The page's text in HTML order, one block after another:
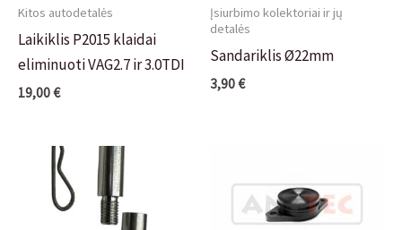
Kitos autodetalės
Laikiklis P2015 klaidai
eliminuoti VAG2.7 ir 3.0TDI
19,00€
Įsiurbimo kolektoriai ir jų
detalės
Sandariklis Ø22mm
3,90€